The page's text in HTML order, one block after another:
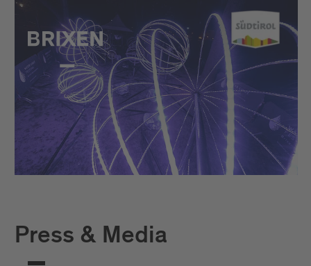
Press & Media